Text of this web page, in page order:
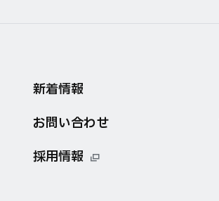
新着情報
お問い合わせ
採用情報